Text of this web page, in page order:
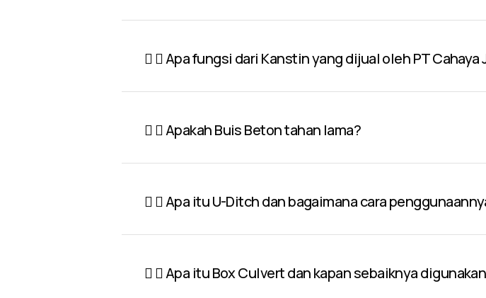
Apa fungsi dari Kanstin yang dijual oleh PT Cahaya
Apakah Buis Beton tahan lama?
Apa itu U-Ditch dan bagaimana cara
Apa itu Box Culvert dan kapan sebaiknya